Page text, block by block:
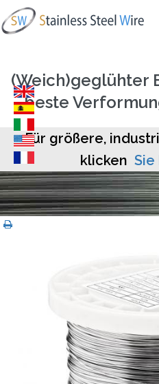
(Weich)geglühter
beste
Für größere,
klicken